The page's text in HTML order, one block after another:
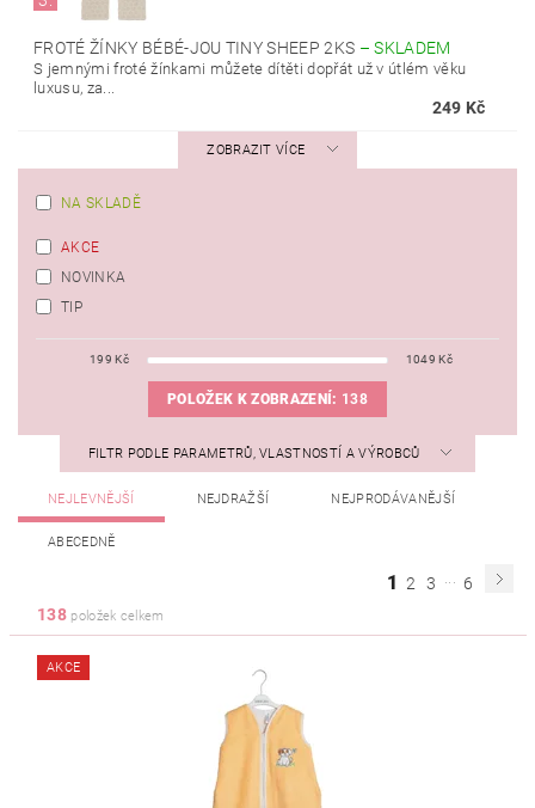
FROTÉ ŽÍNKY BÉBÉ-JOU TINY SHEEP 2KS –SKLADEM
S jemnými froté žínkami můžete dítěti dopřát už v útlém věku
luxusu, za...
249 Kč
ZOBRAZIT VÍCE
NA SKLADĚ
AKCE
NOVINKA
TIP
199 Kč 1049 Kč
POLOŽEK K ZOBRAZENÍ: 138
FILTR PODLE PARAMETRŮ, VLASTNOSTÍ A VÝROBCŮ
NEJLEVNĚJŠÍ NEJDRAŽŠÍ NEJPRODÁVANĚJŠÍ
ABECEDNĚ
1 2 3 ... 6
138položek celkem
AKCE